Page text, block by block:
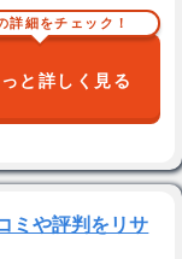
詳細をチェック！
と詳しく見る
ミや評判をリサ